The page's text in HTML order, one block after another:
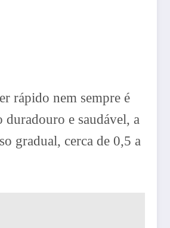
rápido nem sempre é
e saudável, a
gradual, cerca de 0,5 a